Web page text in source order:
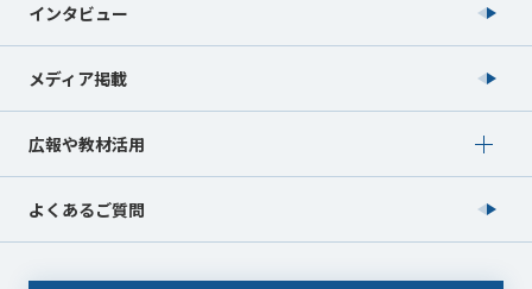
インタビュー
メディア掲載
広報や教材活用
Show submenu for 広報や教材活用
よくあるご質問